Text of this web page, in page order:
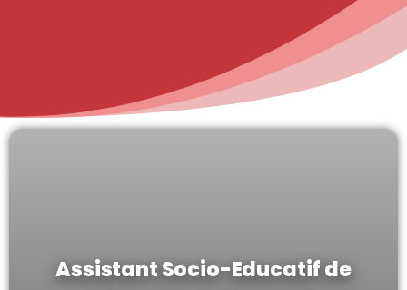
Assistant Socio-Educatif de